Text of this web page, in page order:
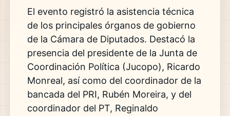
El evento registró la asistencia técnica
de los principales órganos de gobierno
de la Cámara de Diputados. Destacó la
presencia del presidente de la Junta de
Coordinación Política (Jucopo), Ricardo
Monreal, así como del coordinador de la
bancada del PRI, Rubén Moreira, y del
coordinador del PT, Reginaldo